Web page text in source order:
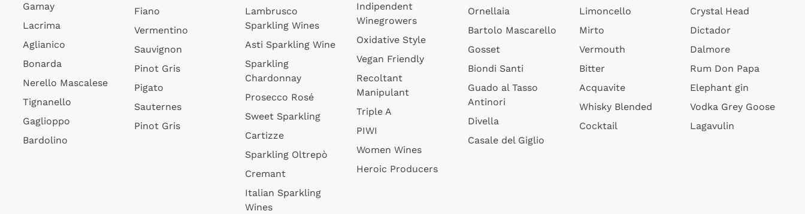
Gamay
Lacrima
Aglianico
Bonarda
Nerello Mascalese
Tignanello
Gaglioppo
Bardolino
Fiano
Vermentino
Sauvignon
Pinot Gris
Pigato
Sauternes
Pinot Gris
Lambrusco
Sparkling Wines
Asti Sparkling Wine
Sparkling
Chardonnay
Prosecco Rosé
Sweet Sparkling
Cartizze
Sparkling Oltrepò
Cremant
Italian Sparkling
Wines
Indipendent
Winegrowers
Oxidative Style
Vegan Friendly
Recoltant
Manipulant
Triple A
PIWI
Women Wines
Heroic Producers
Ornellaia
Bartolo Mascarello
Gosset
Biondi Santi
Guado al Tasso
Antinori
Divella
Casale del Giglio
Limoncello
Mirto
Vermouth
Bitter
Acquavite
Whisky Blended
Cocktail
Crystal Head
Dictador
Dalmore
Rum Don Papa
Elephant gin
Vodka Grey Goose
Lagavulin